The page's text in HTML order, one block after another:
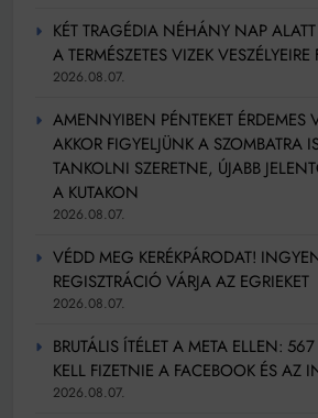
KÉT TRAGÉDIA NÉHÁNY NAP
A TERMÉSZETES VIZEK
2026.08.07.
AMENNYIBEN PÉNTEKET ÉRDEMES
AKKOR FIGYELJÜNK A SZOMBATRA
TANKOLNI SZERETNE, ÚJABB
A KUTAKON
2026.08.07.
VÉDD MEG KERÉKPÁRODAT!
REGISZTRÁCIÓ VÁRJA AZ EGRIEKET
2026.08.07.
BRUTÁLIS ÍTÉLET A META ELLEN:
KELL FIZETNIE A FACEBOOK ÉS AZ
2026.08.07.